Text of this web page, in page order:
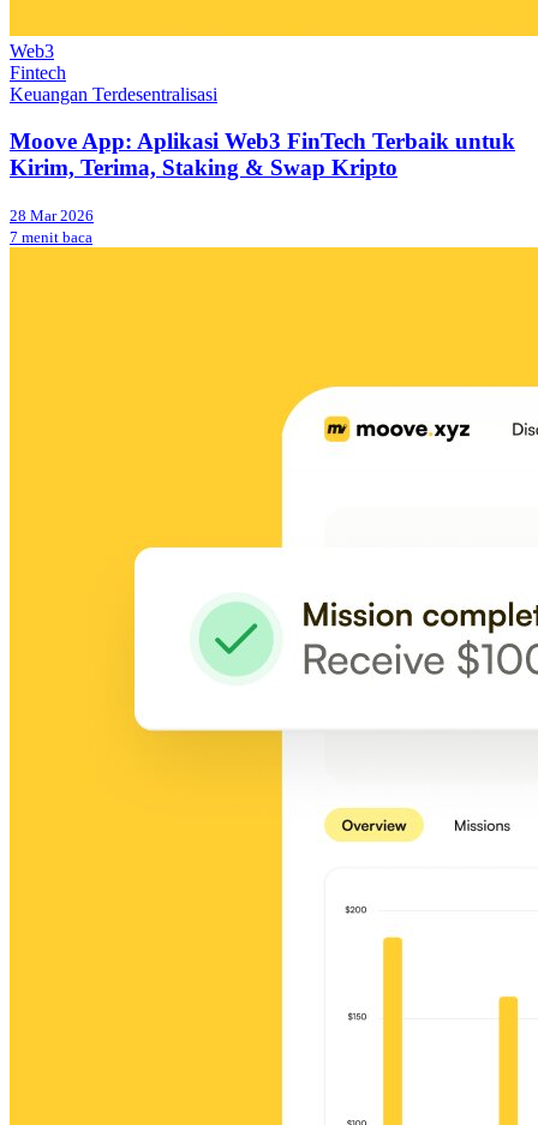
Web3
Fintech
Keuangan Terdesentralisasi
Moove App: Aplikasi Web3 FinTech Terbaik untuk
Kirim, Terima, Staking & Swap Kripto
28 Mar 2026
7 menit baca